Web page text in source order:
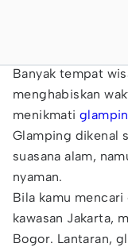
Banyak tempat
menghabiskan
menikmati
Glamping dikenal
suasana alam,
nyaman.
Bila kamu
kawasan Jakarta,
Bogor. Lantaran,